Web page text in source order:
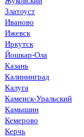
Златоуст
Иваново
Ижевск
Иркутск
Йошкар-Ола
Казань
Калининград
Калуга
Каменск-Уральский
Камышин
Кемерово
Керчь